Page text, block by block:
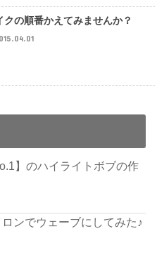
クの順番かえてみませんか？
】のハイライトボブの作
ンでウェーブにしてみた♪